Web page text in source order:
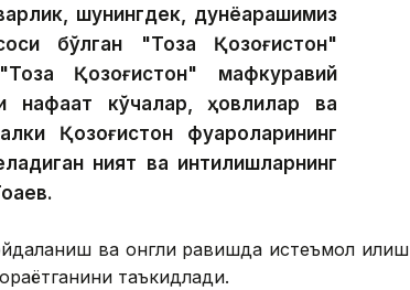
шунингдек, дунёқарашимиз
бўлган "Тоза Қозоғистон"
Қозоғистон" мафкуравий
нафақат кўчалар, ҳовлилар ва
Қозоғистон фуқароларининг
ният ва интилишларнинг
ва онгли равишда истеъмол қилиш
таъкидлади.